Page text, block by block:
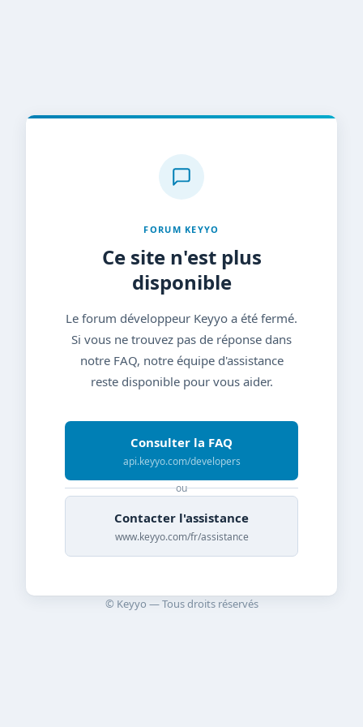
FORUM KEYYO
Ce site n'est plus
disponible
Le forum développeur Keyyo a été fermé.
Si vous ne trouvez pas de réponse dans
notre FAQ, notre équipe d'assistance
reste disponible pour vous aider.
Consulter la FAQ
api.keyyo.com/developers
ou
Contacter l'assistance
www.keyyo.com/fr/assistance
© Keyyo — Tous droits réservés